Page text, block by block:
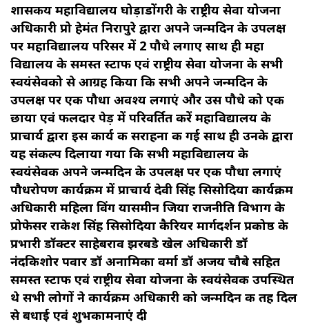
शासकीय महाविद्यालय घोड़ाडोंगरी के राष्ट्रीय सेवा योजना
अधिकारी प्रो हेमंत निरापुरे द्वारा अपने जन्मदिन के उपलक्ष
पर महाविद्यालय परिसर में 2 पौधे लगाए साथ ही महा
विद्यालय के समस्त स्टाफ एवं राष्ट्रीय सेवा योजना के सभी
स्वयंसेवको से आग्रह किया कि सभी अपने जन्मदिन के
उपलक्ष पर एक पौधा अवश्य लगाएं और उस पौधे को एक
छाया एवं फलदार पेड़ में परिवर्तित करें महाविद्यालय के
प्राचार्य द्वारा इस कार्य की सराहना की गई साथ ही उनके द्वारा
यह संकल्प दिलाया गया कि सभी महाविद्यालय के
स्वयंसेवक अपने जन्मदिन के उपलक्ष पर एक पौधा लगाएं
पौधरोपण कार्यक्रम में प्राचार्य देवी सिंह सिसोदिया कार्यक्रम
अधिकारी महिला विंग यासमीन जिया राजनीति विभाग के
प्रोफेसर राकेश सिंह सिसोदिया कैरियर मार्गदर्शन प्रकोष्ठ के
प्रभारी डॉक्टर साहेबराव झरबडे खेल अधिकारी डॉ
नंदकिशोर पवार डॉ अनामिका वर्मा डॉ अजय चौबे सहित
समस्त स्टाफ एवं राष्ट्रीय सेवा योजना के स्वयंसेवक उपस्थित
थे सभी लोगों ने कार्यक्रम अधिकारी को जन्मदिन की तह दिल
से बधाई एवं शुभकामनाएं दी